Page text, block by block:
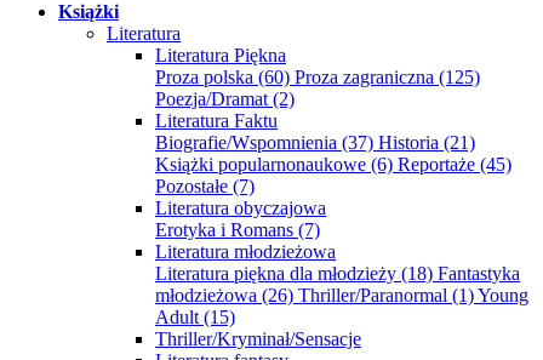
Książki
Literatura
Literatura Piękna
Proza polska (60) Proza zagraniczna (125)
Poezja/Dramat (2)
Literatura Faktu
Biografie/Wspomnienia (37) Historia (21)
Książki popularnonaukowe (6) Reportaże (45)
Pozostałe (7)
Literatura obyczajowa
Erotyka i Romans (7)
Literatura młodzieżowa
Literatura piękna dla młodzieży (18) Fantastyka
młodzieżowa (26) Thriller/Paranormal (1)Young
Adult (15)
Thriller/Kryminał/Sensacje